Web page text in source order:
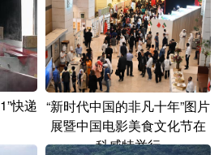
日本語 한국어
快递 “新时代中国的非凡十年”图片
展暨中国电影美食文化节在
科威特举行